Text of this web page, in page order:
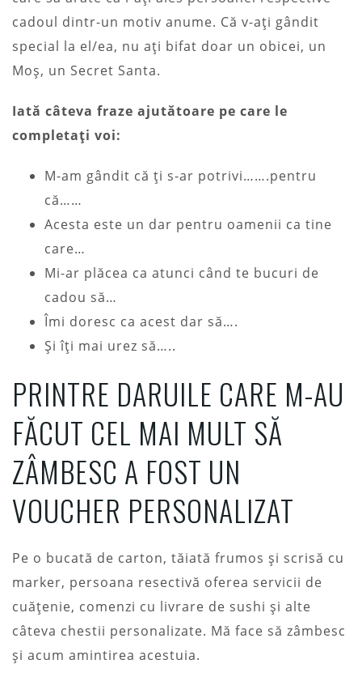
cadoul dintr-un motiv anume. Că v-ați gândit
special la el/ea, nu ați bifat doar un obicei, un
Moș, un Secret Santa.
Iată câteva fraze ajutătoare pe care le
completați voi:
M-am gândit că ți s-ar potrivi…….pentru
că……
Acesta este un dar pentru oamenii ca tine
care…
Mi-ar plăcea ca atunci când te bucuri de
cadou să…
Îmi doresc ca acest dar să….
Și îți mai urez să…..
PRINTRE DARUILE CARE M-AU
FĂCUT CEL MAI MULT SĂ
ZÂMBESC A FOST UN
VOUCHER PERSONALIZAT
Pe o bucată de carton, tăiată frumos și scrisă cu
marker, persoana resectivă oferea servicii de
cuățenie, comenzi cu livrare de sushi și alte
câteva chestii personalizate. Mă face să zâmbesc
și acum amintirea acestuia.